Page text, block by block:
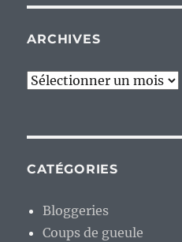
ARCHIVES
Archives
CATÉGORIES
Bloggeries
Coups de gueule